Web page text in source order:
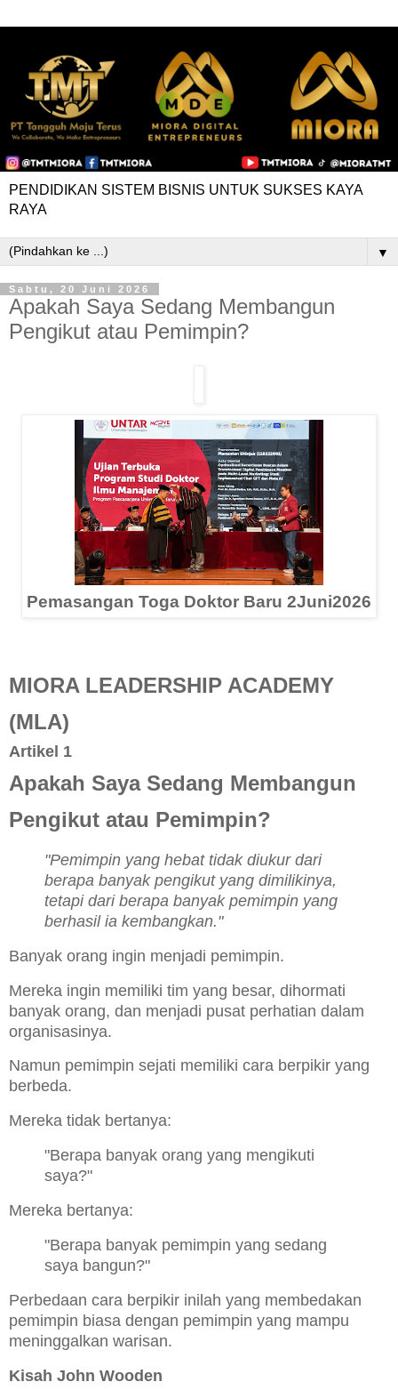
PENDIDIKAN SISTEM BISNIS UNTUK SUKSES KAYA
RAYA
▼
Sabtu, 20 Juni 2026
Apakah Saya Sedang Membangun
Pengikut atau Pemimpin?
Pemasangan Toga Doktor Baru 2Juni2026
MIORA LEADERSHIP ACADEMY
(MLA)
Artikel 1
Apakah Saya Sedang Membangun
Pengikut atau Pemimpin?
"Pemimpin yang hebat tidak diukur dari
berapa banyak pengikut yang dimilikinya,
tetapi dari berapa banyak pemimpin yang
berhasil ia kembangkan."
Banyak orang ingin menjadi pemimpin.
Mereka ingin memiliki tim yang besar, dihormati
banyak orang, dan menjadi pusat perhatian dalam
organisasinya.
Namun pemimpin sejati memiliki cara berpikir yang
berbeda.
Mereka tidak bertanya:
"Berapa banyak orang yang mengikuti
saya?"
Mereka bertanya:
"Berapa banyak pemimpin yang sedang
saya bangun?"
Perbedaan cara berpikir inilah yang membedakan
pemimpin biasa dengan pemimpin yang mampu
meninggalkan warisan.
Kisah John Wooden